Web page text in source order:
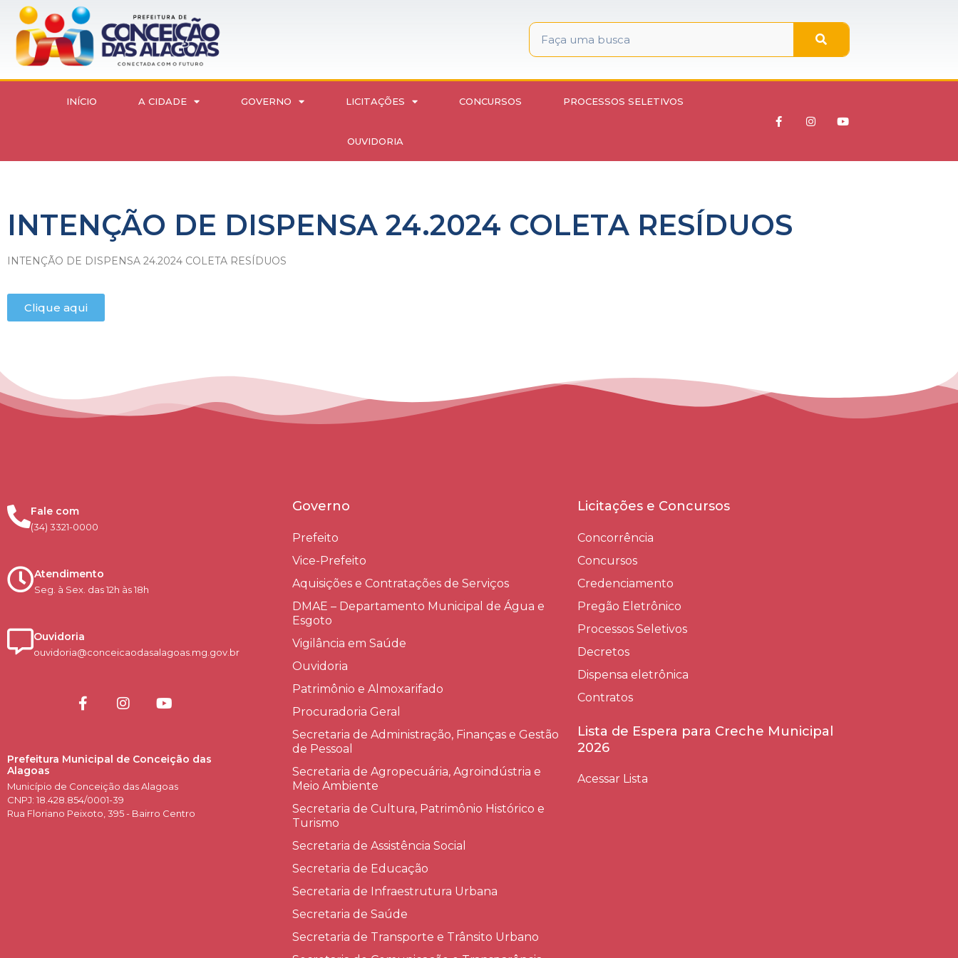
INÍCIO A CIDADE GOVERNO LICITAÇÕES CONCURSOS PROCESSOS SELETIVOS
OUVIDORIA
INTENÇÃO DE DISPENSA 24.2024 COLETA RESÍDUOS
INTENÇÃO DE DISPENSA 24.2024 COLETA RESÍDUOS
Clique aqui
Fale com
(34) 3321-0000
Atendimento
Seg. à Sex. das 12h às 18h
Ouvidoria
ouvidoria@conceicaodasalagoas.mg.gov.br
Prefeitura Municipal de Conceição das
Alagoas
Município de Conceição das Alagoas
CNPJ: 18.428.854/0001-39
Rua Floriano Peixoto, 395 - Bairro Centro
Governo
Prefeito
Vice-Prefeito
Aquisições e Contratações de Serviços​
DMAE – Departamento Municipal de Água e
Esgoto
Vigilância em Saúde
Ouvidoria
Patrimônio e Almoxarifado
Procuradoria Geral
Secretaria de Administração, Finanças e Gestão
de Pessoal
Secretaria de Agropecuária, Agroindústria e
Meio Ambiente
Secretaria de Cultura, Patrimônio Histórico e
Turismo
Secretaria de Assistência Social
Secretaria de Educação
Secretaria de Infraestrutura Urbana
Secretaria de Saúde
Secretaria de Transporte e Trânsito Urbano
Licitações e Concursos
Concorrência
Concursos
Credenciamento
Pregão Eletrônico
Processos Seletivos
Decretos
Dispensa eletrônica
Contratos
Lista de Espera para Creche Municipal
2026
Acessar Lista